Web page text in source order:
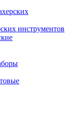
инструментов